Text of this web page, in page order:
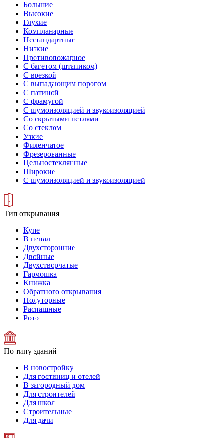
Большие
Высокие
Глухие
Компланарные
Нестандартные
Низкие
Противопожарное
С багетом (штапиком)
С врезкой
С выпадающим порогом
С патиной
С фрамугой
С шумоизоляцией и звукоизоляцией
Со скрытыми петлями
Со стеклом
Узкие
Филенчатое
Фрезерованные
Цельностеклянные
Широкие
С шумоизоляцией и звукоизоляцией
Тип открывания
Купе
В пенал
Двухсторонние
Двойные
Двухстворчатые
Гармошка
Книжка
Обратного открывания
Полуторные
Распашные
Рото
По типу зданий
В новостройку
Для гостиниц и отелей
В загородный дом
Для строителей
Для школ
Строительные
Для дачи